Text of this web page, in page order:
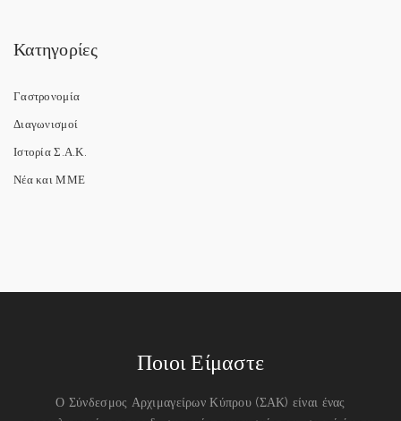
Κατηγορίες
Γαστρονομία
Διαγωνισμοί
Ιστορία Σ.Α.Κ.
Νέα και ΜΜΕ
Ποιοι Είμαστε
Ο Σύνδεσμος Αρχιμαγείρων Κύπρου (ΣΑΚ) είναι ένας